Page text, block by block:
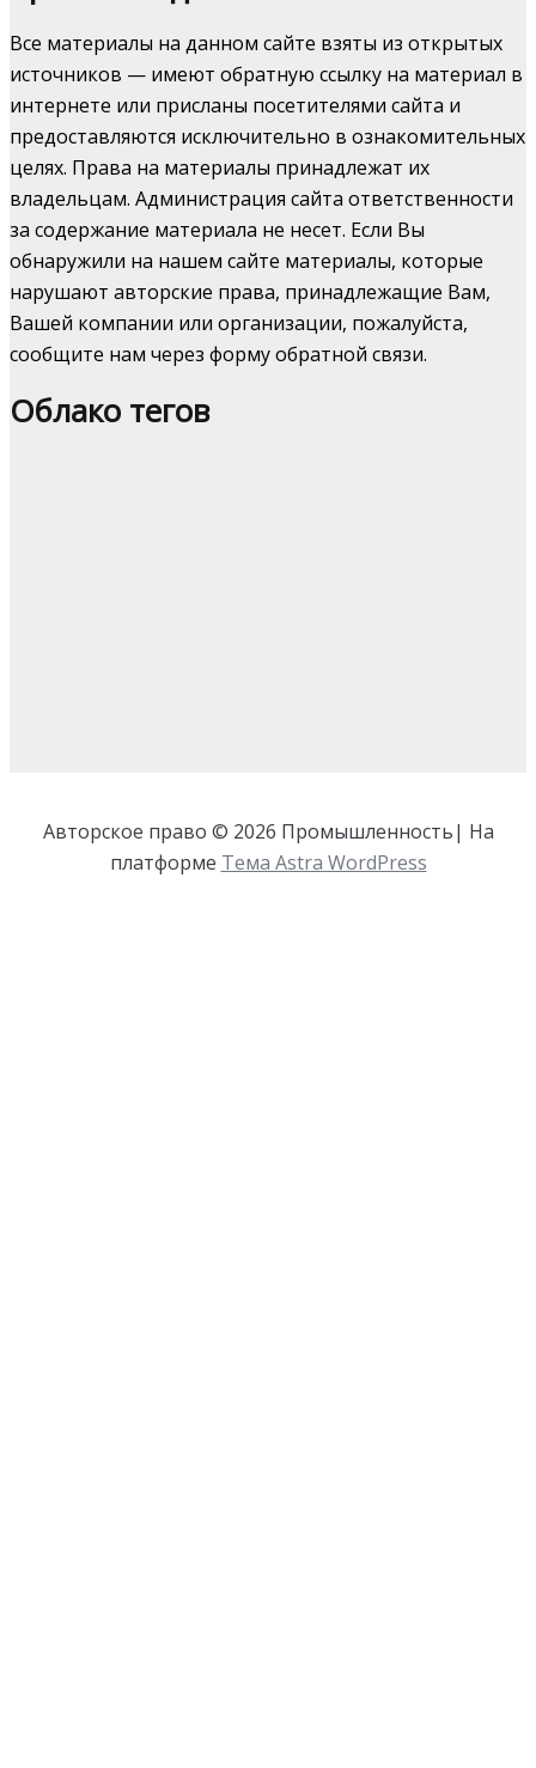
Все материалы на данном сайте взяты из открытых
источников — имеют обратную ссылку на материал в
интернете или присланы посетителями сайта и
предоставляются исключительно в ознакомительных
целях. Права на материалы принадлежат их
владельцам. Администрация сайта ответственности
за содержание материала не несет. Если Вы
обнаружили на нашем сайте материалы, которые
нарушают авторские права, принадлежащие Вам,
Вашей компании или организации, пожалуйста,
сообщите нам через форму обратной связи.
Облако тегов
Авторское право © 2026 Промышленность| На
платформе Тема Astra WordPress